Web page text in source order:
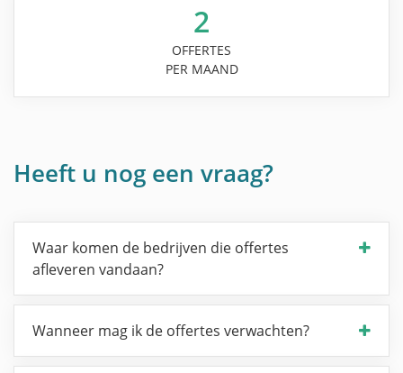
2
OFFERTES
PER MAAND
Heeft u nog een vraag?
Waar komen de bedrijven die offertes
afleveren vandaan?
Wanneer mag ik de offertes verwachten?